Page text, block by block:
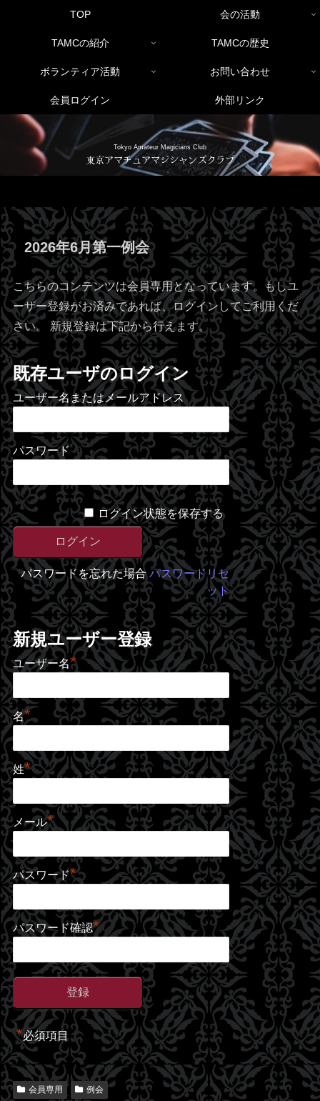
TOP 会の活動
TAMCの紹介 TAMCの歴史
ボランティア活動 お問い合わせ
会員ログイン 外部リンク
Tokyo Amateur Magicians Club
東京アマチュアマジシャンズクラブ
2026年6月第一例会
こちらのコンテンツは会員専用となっています。もしユ
ーザー登録がお済みであれば、ログインしてご利用くだ
さい。 新規登録は下記から行えます。
既存ユーザのログイン
ユーザー名またはメールアドレス
パスワード
ログイン状態を保存する
パスワードを忘れた場合パスワードリセ
ット
新規ユーザー登録
ユーザー名*
名*
姓*
メール*
パスワード*
パスワード確認*
*必須項目
会員専用 例会